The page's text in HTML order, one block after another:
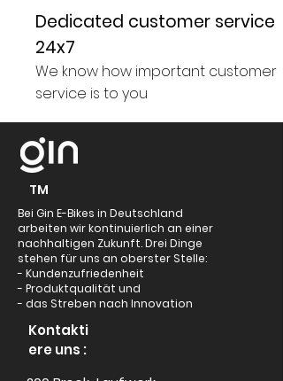
Dedicated customer service
24x7
We know how important customer
service is to you
TM
Bei Gin E-Bikes in Deutschland
arbeiten wir kontinuierlich an einer
nachhaltigen Zukunft. Drei Dinge
stehen für uns an oberster Stelle:
- Kundenzufriedenheit
- Produktqualität und
- das Streben nach Innovation
Kontakti
ere uns :